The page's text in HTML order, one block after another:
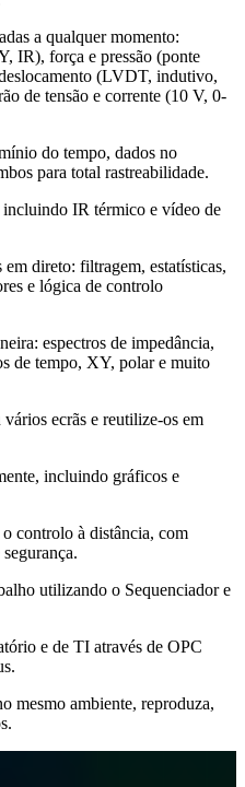
a qualquer momento:
IR), força e pressão (ponte
(LVDT, indutivo,
de tensão e corrente (10 V, 0-
do tempo, dados no
para total rastreabilidade.
incluindo IR térmico e vídeo de
direto: filtragem, estatísticas,
e lógica de controlo
espectros de impedância,
de tempo, XY, polar e muito
ecrãs e reutilize-os em
incluindo gráficos e
controlo à distância, com
utilizando o Sequenciador e
e de TI através de OPC
mesmo ambiente, reproduza,